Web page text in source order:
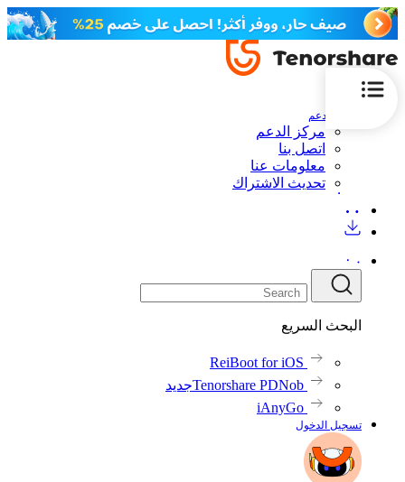
الدعم
مركز الدعم
اتصل بنا
معلومات عنا
تحديث الاشتراك
البحث السريع
ReiBoot for iOS
Tenorshare PDNobجديد
iAnyGo
تسجيل الدخول